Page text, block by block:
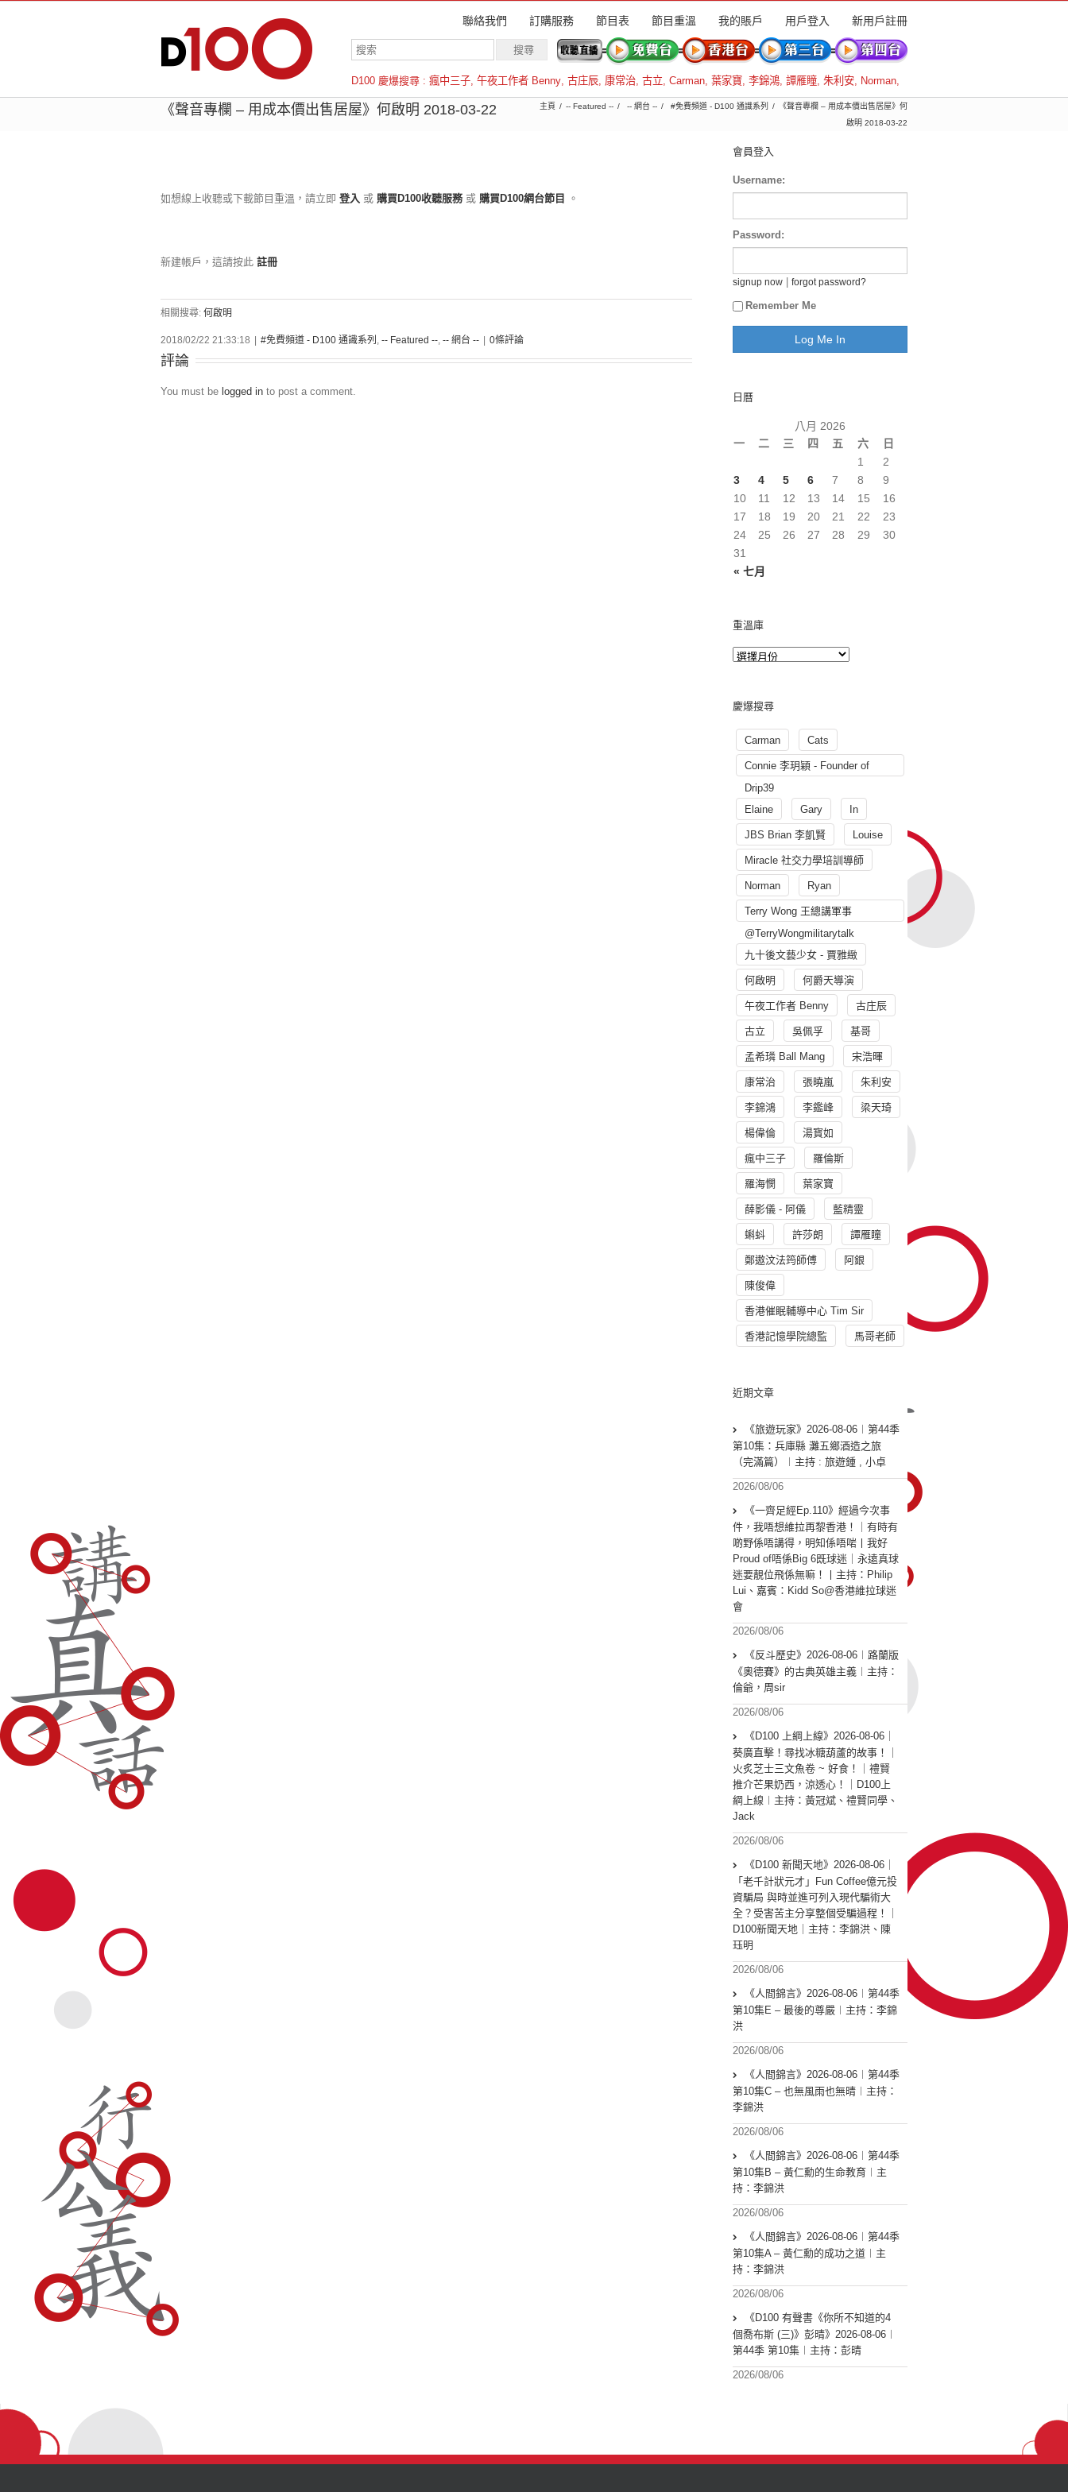
聯絡我們 訂購服務 節目表 節目重溫 我的賬戶 用戶登入 新用戶註冊
D100 慶爆搜尋 : 瘋中三子, 午夜工作者 Benny, 古庄辰, 康常治, 古立, Carman, 葉家寶, 李錦鴻, 譚雁瞳, 朱利安, Norman,
羅倫斯
《聲音專欄 – 用成本價出售居屋》何啟明 2018-03-22 主頁 -- Featured -- -- 網台 -- #免費頻道 - D100 通識系列
《聲音專欄 – 用成本價出售居屋》何
啟明 2018-03-22
如想線上收聽或下載節目重溫，請立即 登入 或 購買D100收聽服務 或 購買D100網台節目 。
新建帳戶，這請按此 註冊
相關搜尋: 何啟明
2018/02/22 21:33:18 #免費頻道 - D100 通識系列 , -- Featured --, -- 網台 -- 0條評論
評論
You must be logged in to post a comment.
會員登入
Username:
Password:
signup now forgot password?
Remember Me
日曆
八月 2026
一
二 三 四 五 六 日
« 七月
1
2
3
4 5 6 7 8
9
10
11 12 13 14 15
16
17
18 19 20 21 22
23
24
25 26 27 28 29
30
31
重溫庫
慶爆搜尋
Carman Cats
Connie 李玥穎 - Founder of
Drip39
Elaine
Gary In
JBS Brian 李凱賢 Louise
Miracle 社交力學培訓導師
Norman Ryan
Terry Wong 王總講軍事
@TerryWongmilitarytalk
九十後文藝少女 - 賈雅緻
何啟明 何爵天導演
午夜工作者 Benny 古庄辰
古立 吳佩孚 基哥
孟希璘 Ball Mang 宋浩暉
康常治 張曉嵐 朱利安
李錦鴻 李鑑峰 梁天琦
楊偉倫 湯寳如
瘋中三子 羅倫斯
羅海憫 葉家寶
薛影儀 - 阿儀 藍精靈
蝌蚪 許莎朗 譚雁瞳
鄭遨汶法筠師傅 阿銀
陳俊偉
香港催眠輔導中心 Tim Sir
香港記憶學院總監 馬哥老師
近期文章
《旅遊玩家》2026-08-06︱第44季
第10集：兵庫縣 灘五鄉酒造之旅
（完滿篇）︱主持 : 旅遊鍾 , 小卓
2026/08/06
《一齊足經Ep.110》經過今次事
件，我唔想維拉再黎香港！｜有時有
啲野係唔講得，明知係唔啱丨我好
Proud of唔係Big 6既球迷｜永遠真球
迷要靚位飛係無嘛！丨主持：Philip
Lui、嘉賓：Kidd So@香港維拉球迷
會
2026/08/06
《反斗歷史》2026-08-06︱路蘭版
《奧德賽》的古典英雄主義︱主持：
倫爺，周sir
2026/08/06
《D100 上綱上線》2026-08-06｜
葵廣直擊！尋找冰糖葫蘆的故事！｜
火炙芝士三文魚卷 ~ 好食！｜禮賢
推介芒果奶西，涼透心！｜D100上
綱上線︱主持：黃冠斌、禮賢同學、
Jack
2026/08/06
《D100 新聞天地》2026-08-06｜
「老千計狀元才」Fun Coffee億元投
資騙局 與時並進可列入現代騙術大
全？受害苦主分享整個受騙過程！｜
D100新聞天地｜主持：李錦洪、陳
珏明
2026/08/06
《人間錦言》2026-08-06︱第44季
第10集E – 最後的尊嚴︱主持：李錦
洪
2026/08/06
《人間錦言》2026-08-06︱第44季
第10集C – 也無風雨也無晴︱主持：
李錦洪
2026/08/06
《人間錦言》2026-08-06︱第44季
第10集B – 黃仁勳的生命教育︱主
持：李錦洪
2026/08/06
《人間錦言》2026-08-06︱第44季
第10集A – 黃仁勳的成功之道︱主
持：李錦洪
2026/08/06
《D100 有聲書《你所不知道的4
個喬布斯 (三)》彭晴》2026-08-06︱
第44季 第10集︱主持：彭晴
2026/08/06